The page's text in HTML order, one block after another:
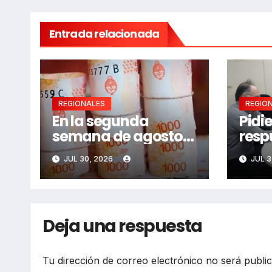
Entrada relacionada
REGIONALES
En la segunda
semana de agosto
se llamaría a
paritarias
JUL 30, 2026 JUL
Deja una respuesta
Tu dirección de correo electrónico no será